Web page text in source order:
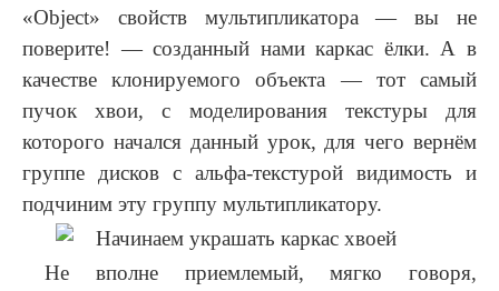
«Object» свойств мультипликатора — вы не
поверите! — созданный нами каркас ёлки. А в
качестве клонируемого объекта — тот самый
пучок хвои, с моделирования текстуры для
которого начался данный урок, для чего вернём
группе дисков с альфа-текстурой видимость и
подчиним эту группу мультипликатору.
Не вполне приемлемый, мягко говоря,